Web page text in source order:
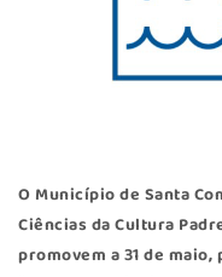
O Município de Santa
Ciências da Cultura
promovem a 31 de